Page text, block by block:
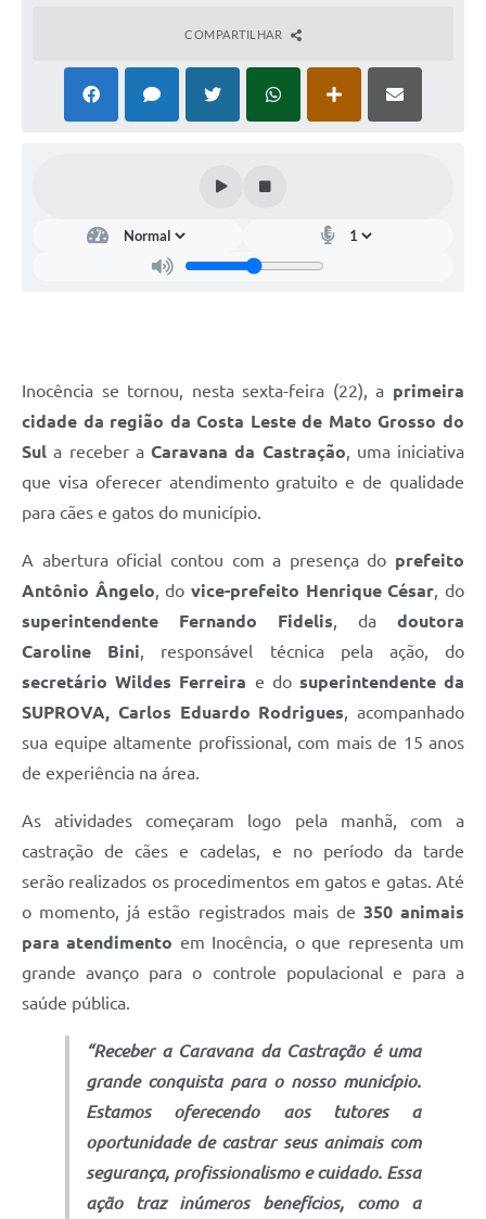
licenciamento ambiental
Fale conosco
COMPARTILHAR
Inocência se tornou, nesta sexta-feira (22), a primeira
cidade da região da Costa Leste de Mato Grosso do
Sul a receber a Caravana da Castração, uma iniciativa
que visa oferecer atendimento gratuito e de qualidade
para cães e gatos do município.
A abertura oficial contou com a presença do prefeito
Antônio Ângelo, dovice-prefeito Henrique César, do
superintendente Fernando Fidelis, da doutora
Caroline Bini, responsável técnica pela ação, do
secretário Wildes Ferreira e do superintendente da
SUPROVA, Carlos Eduardo Rodrigues, acompanhado
sua equipe altamente profissional, com mais de 15 anos
de experiência na área.
As atividades começaram logo pela manhã, com a
castração de cães e cadelas, e no período da tarde
serão realizados os procedimentos em gatos e gatas. Até
o momento, já estão registrados mais de 350 animais
para atendimento em Inocência, o que representa um
grande avanço para o controle populacional e para a
saúde pública.
“Receber a Caravana da Castração é uma
grande conquista para o nosso município.
Estamos oferecendo aos tutores a
oportunidade de castrar seus animais com
segurança, profissionalismo e cuidado. Essa
ação traz inúmeros benefícios, como a